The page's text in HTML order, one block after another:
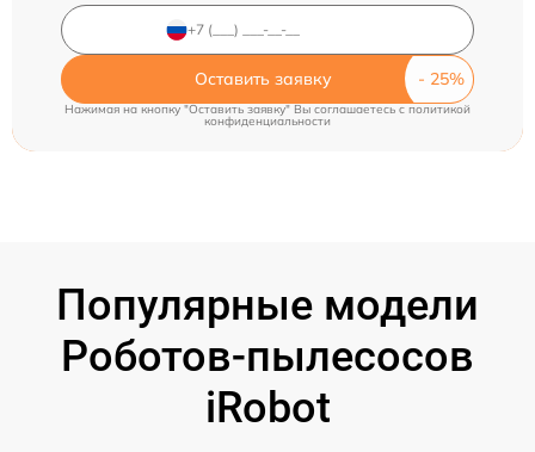
Оставить заявку
Нажимая на кнопку "Оставить заявку" Вы соглашаетесь cполитикой
конфиденциальности
Популярные модели
Роботов-пылесосов
iRobot